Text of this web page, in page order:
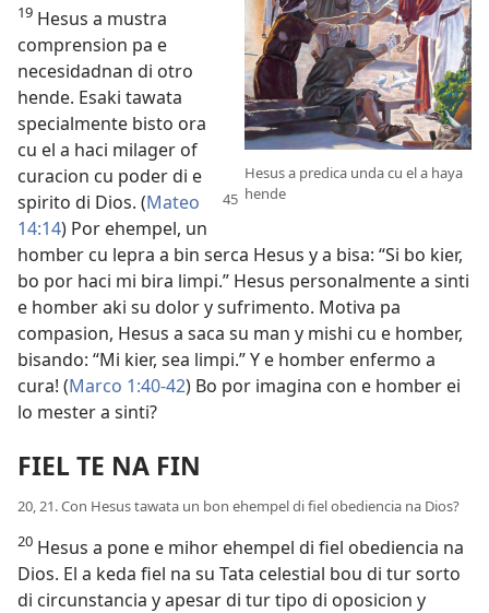
Hesus a predica unda cu el a haya
hende
19 Hesus a mustra
comprension pa e
necesidadnan di otro
hende. Esaki tawata
specialmente bisto ora
cu el a haci milager of
curacion cu poder di e
spirito di Dios. (Mateo
14:14) Por ehempel, un
homber cu lepra a bin serca Hesus y a bisa: “Si bo kier,
bo por haci mi bira limpi.” Hesus personalmente a sinti
e homber aki su dolor y sufrimento. Motiva pa
compasion, Hesus a saca su man y mishi cu e homber,
bisando: “Mi kier, sea limpi.” Y e homber enfermo a
cura! (Marco 1:40-42) Bo por imagina con e homber ei
lo mester a sinti?
FIEL TE NA FIN
20, 21. Con Hesus tawata un bon ehempel di fiel obediencia na Dios?
20 Hesus a pone e mihor ehempel di fiel obediencia na
Dios. El a keda fiel na su Tata celestial bou di tur sorto
di circunstancia y apesar di tur tipo di oposicion y